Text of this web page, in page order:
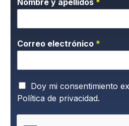
Nombre y apellidos *
Correo electrónico *
P
o
í
Doy mi consentimiento
Política de privacidad.